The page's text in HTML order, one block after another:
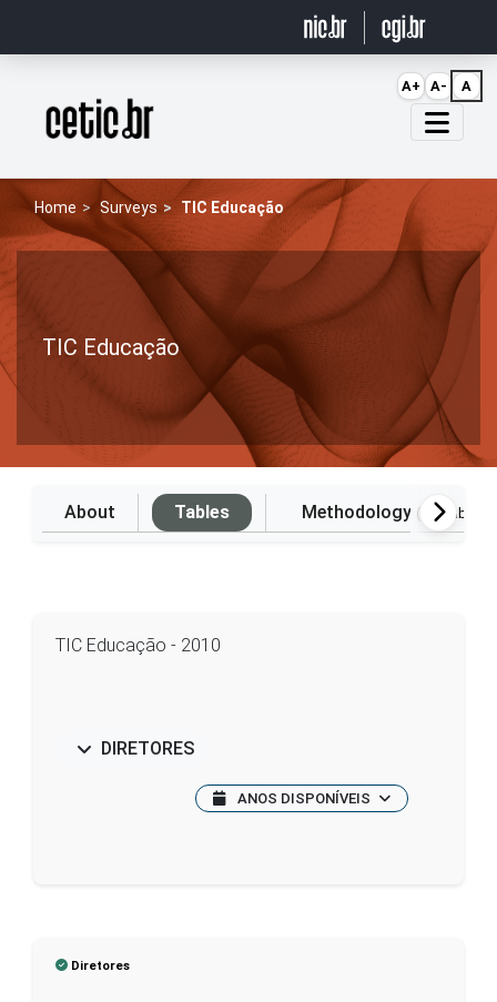
Página inicial
Home Surveys TIC Educação
TIC Educação
About Tables Methodology (Available
TIC Educação - 2010
DIRETORES
ANOS DISPONÍVEIS
Diretores
A+ A- A